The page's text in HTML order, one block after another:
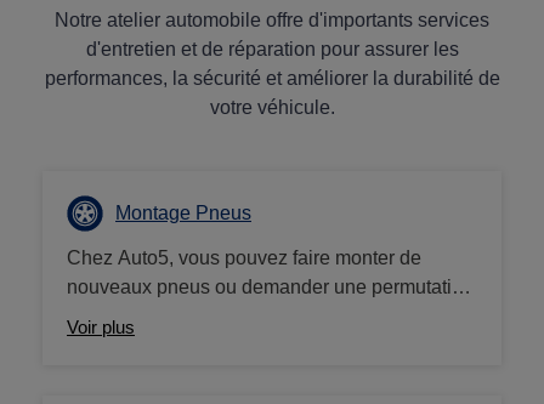
Notre atelier automobile offre d'importants services
d'entretien et de réparation pour assurer les
performances, la sécurité et améliorer la durabilité de
votre véhicule.
Montage Pneus
Chez Auto5, vous pouvez faire monter de
nouveaux pneus ou demander une permutation
de vos pneus à tout moment. La sécurité de
Voir plus